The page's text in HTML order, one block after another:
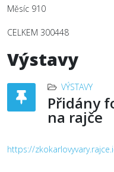
Měsíc 910
CELKEM 300448
Výstavy
VÝSTAVY
Přidány
na rajče
https://